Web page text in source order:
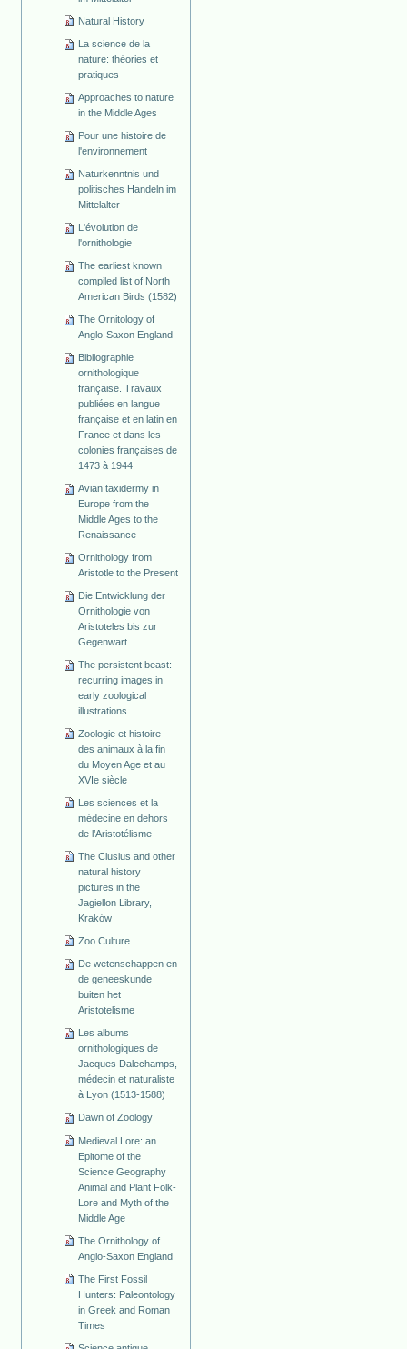
Natural History
La science de la
nature: théories et
pratiques
Approaches to nature
in the Middle Ages
Pour une histoire de
l'environnement
Naturkenntnis und
politisches Handeln im
Mittelalter
L'évolution de
l'ornithologie
The earliest known
compiled list of North
American Birds (1582)
The Ornitology of
Anglo-Saxon England
Bibliographie
ornithologique
française. Travaux
publiées en langue
française et en latin en
France et dans les
colonies françaises de
1473 à 1944
Avian taxidermy in
Europe from the
Middle Ages to the
Renaissance
Ornithology from
Aristotle to the Present
Die Entwicklung der
Ornithologie von
Aristoteles bis zur
Gegenwart
The persistent beast:
recurring images in
early zoological
illustrations
Zoologie et histoire
des animaux à la fin
du Moyen Age et au
XVIe siècle
Les sciences et la
médecine en dehors
de l’Aristotélisme
The Clusius and other
natural history
pictures in the
Jagiellon Library,
Kraków
Zoo Culture
De wetenschappen en
de geneeskunde
buiten het
Aristotelisme
Les albums
ornithologiques de
Jacques Dalechamps,
médecin et naturaliste
à Lyon (1513-1588)
Dawn of Zoology
Medieval Lore: an
Epitome of the
Science Geography
Animal and Plant Folk-
Lore and Myth of the
Middle Age
The Ornithology of
Anglo-Saxon England
The First Fossil
Hunters: Paleontology
in Greek and Roman
Times